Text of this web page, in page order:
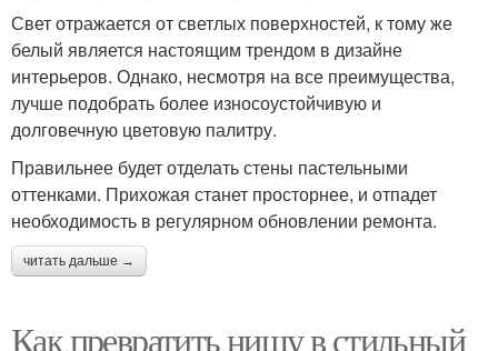
Свет отражается от светлых поверхностей, к тому же
белый является настоящим трендом в дизайне
интерьеров. Однако, несмотря на все преимущества,
лучше подобрать более износоустойчивую и
долговечную цветовую палитру.
Правильнее будет отделать стены пастельными
оттенками. Прихожая станет просторнее, и отпадет
необходимость в регулярном обновлении ремонта.
читать дальше →
Как превратить нишу в стильный